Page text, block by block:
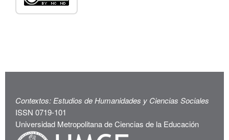
Contextos: Estudios de Humanidades y Ciencias Sociales
ISSN 0719-101
Universidad Metropolitana de Ciencias de la Educación